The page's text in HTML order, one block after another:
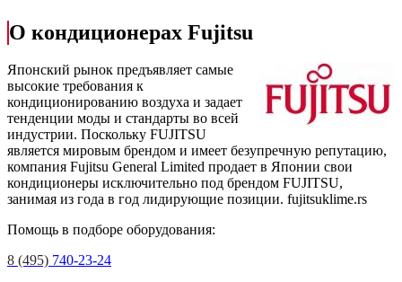
О кондиционерах Fujitsu
Японский рынок предъявляет самые
высокие требования к
кондиционированию воздуха и задает
тенденции моды и стандарты во всей
индустрии. Поскольку FUJITSU
является мировым брендом и имеет безупречную репутацию,
компания Fujitsu General Limited продает в Японии свои
кондиционеры исключительно под брендом FUJITSU,
занимая из года в год лидирующие позиции. fujitsuklime.rs
Помощь в подборе оборудования:
8 (495) 740-23-24